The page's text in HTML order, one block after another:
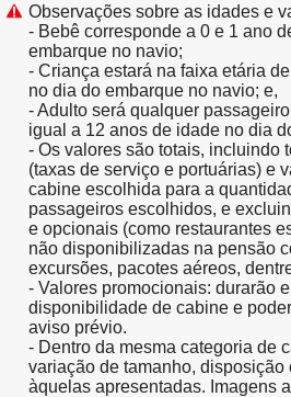
Observações sobre as idades e
- Bebê corresponde a 0 e 1 ano
embarque no navio;
- Criança estará na faixa etária
no dia do embarque no navio; e,
- Adulto será qualquer
igual a 12 anos de idade no dia
- Os valores são totais, incluindo
(taxas de serviço e portuárias) e
cabine escolhida para a
passageiros escolhidos, e
e opcionais (como restaurantes
não disponibilizadas na pensão
excursões, pacotes aéreos,
- Valores promocionais: durarão
disponibilidade de cabine e
aviso prévio.
- Dentro da mesma categoria de
variação de tamanho,
àquelas apresentadas. Imagens